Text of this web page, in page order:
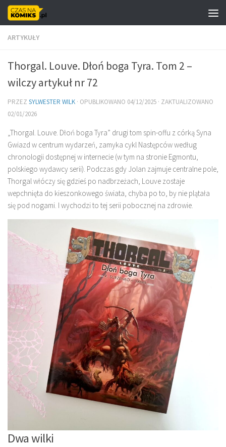
Skip to content
ARTYKUŁY
Thorgal. Louve. Dłoń boga Tyra. Tom 2 –
wilczy artykuł nr 72
PRZEZ SYLWESTER WILK · OPUBLIKOWANO 04/12/2025 · ZAKTUALIZOWANO
02/01/2026
„Thorgal. Louve. Dłoń boga Tyra” drugi tom spin-offu z córką Syna
Gwiazd w centrum wydarzeń, zamyka cykl Następców według
chronologii dostępnej w internecie (w tym na stronie Egmontu,
polskiego wydawcy serii). Podczas gdy Jolan zajmuje centralne pole,
Thorgal włóczy się gdzieś po nadbrzeżach, Louve zostaje
wepchnięta do kieszonkowego świata, chyba po to, by nie plątała
się pod nogami. I wychodzi to tej serii pobocznej na zdrowie.
Dwa wilki